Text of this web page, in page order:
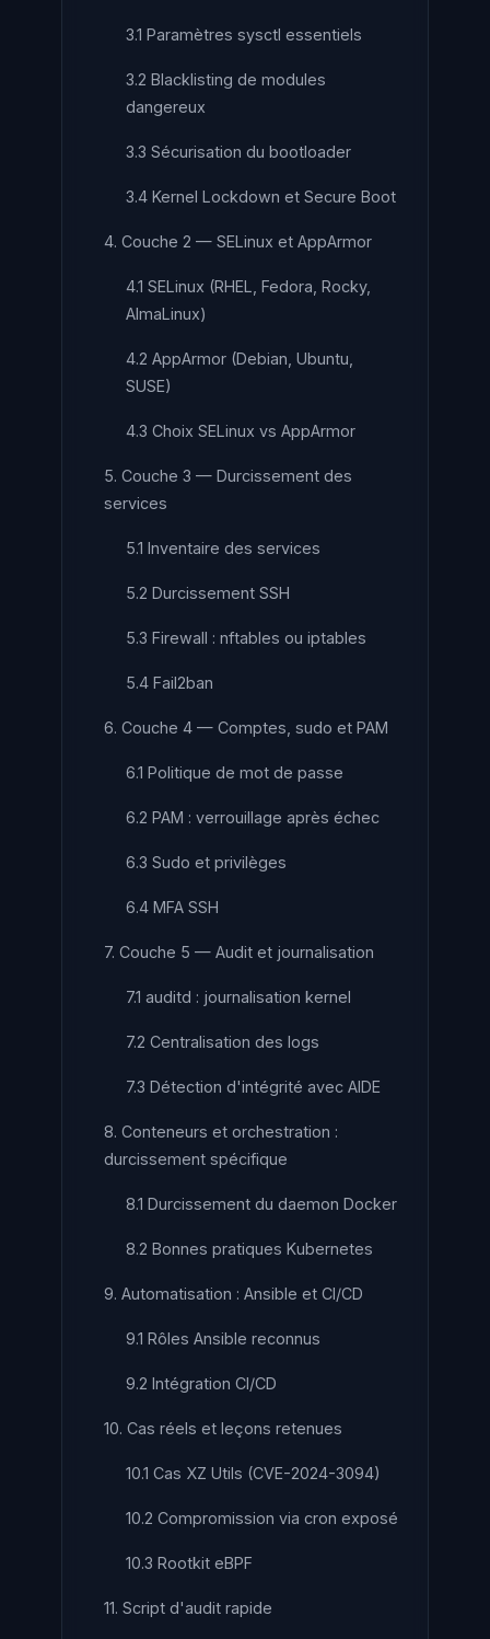
3.1 Paramètres sysctl essentiels
3.2 Blacklisting de modules
dangereux
3.3 Sécurisation du bootloader
3.4 Kernel Lockdown et Secure Boot
4. Couche 2 — SELinux et AppArmor
4.1 SELinux (RHEL, Fedora, Rocky,
AlmaLinux)
4.2 AppArmor (Debian, Ubuntu,
SUSE)
4.3 Choix SELinux vs AppArmor
5. Couche 3 — Durcissement des
services
5.1 Inventaire des services
5.2 Durcissement SSH
5.3 Firewall : nftables ou iptables
5.4 Fail2ban
6. Couche 4 — Comptes, sudo et PAM
6.1 Politique de mot de passe
6.2 PAM : verrouillage après échec
6.3 Sudo et privilèges
6.4 MFA SSH
7. Couche 5 — Audit et journalisation
7.1 auditd : journalisation kernel
7.2 Centralisation des logs
7.3 Détection d'intégrité avec AIDE
8. Conteneurs et orchestration :
durcissement spécifique
8.1 Durcissement du daemon Docker
8.2 Bonnes pratiques Kubernetes
9. Automatisation : Ansible et CI/CD
9.1 Rôles Ansible reconnus
9.2 Intégration CI/CD
10. Cas réels et leçons retenues
10.1 Cas XZ Utils (CVE-2024-3094)
10.2 Compromission via cron exposé
10.3 Rootkit eBPF
11. Script d'audit rapide